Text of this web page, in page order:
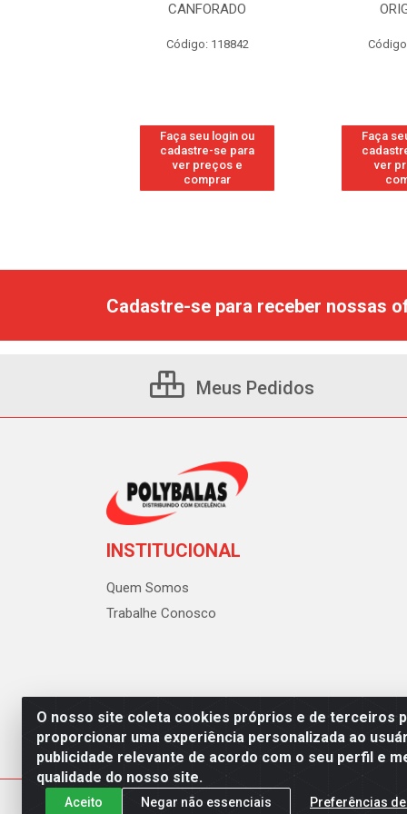
CANFORADO
Código: 118842
Faça seu login ou
cadastre-se para
ver preços e
comprar
Faça
ver
O nosso site coleta cookies próprios e de terceiros
proporcionar uma experiência personalizada ao
publicidade relevante de acordo com o seu perfil e
qualidade do nosso site.
Aceito Negar não essenciais Preferências
Cadastre-se para receber nossas
Meus Pedidos
INSTITUCIONAL
Quem Somos
Trabalhe Conosco
Polybalas - Rua João Miguel